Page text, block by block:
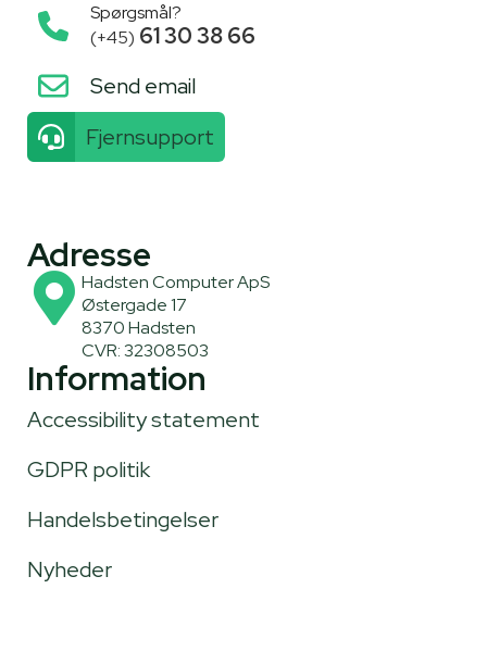
Spørgsmål?
(+45) 61 30 38 66
Send email
Fjernsupport
Adresse
Hadsten Computer ApS
Østergade 17
8370 Hadsten
CVR: 32308503
Information
Accessibility statement
GDPR politik
Handelsbetingelser
Nyheder